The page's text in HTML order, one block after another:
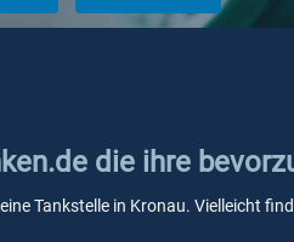
die ihre
Tankstelle in Kronau. Vielleicht